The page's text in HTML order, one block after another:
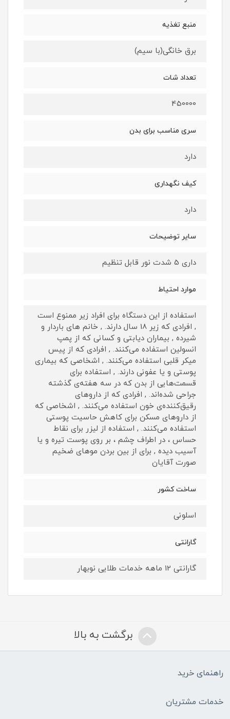
منبع تغذیه
برق خانگی(با سیم)
تعداد شات
450000
سری مناسب برای بدن
دارد
کیف نگهداری
دارد
سایر توضیحات
داری 5 شدت نور قابل تنظیم
موارد احتیاط
استفاده از این دستگاه برای افراد زیر ممنوع است
, افرادی که زیر 18 سال دارند. , خانم‌ های باردار و
شیرده , بیماران دیابتی و کسانی که از پمپ
انسولین استفاده می‌کنند. , افرادی که از پیس
میکر قلبی استفاده می‌کنند. , اشخاصی که بیماری
پوستی و یا عفونی دارند. , استفاده برای
قسمت‌هایی از بدن که در سه هفته‌ی گذشته
جراحی شده‌اند. , افرادی که از داروهای
رقیق‌کننده‌ی خون استفاده می‌کنند. , اشخاصی که
از داروهای مسکن برای کاهش حاسیت پوستی
استفاده می‌کنند. , استفاده از لیزر برای نقاط
حساس ، در اطراف چشم ، بر روی پوست تیره و یا
آسیب دیده , برای از بین بردن موهای ضخیم
صورت آقایان
ساخت کشور
اسلونی
گارانتی
گارانتی 12 ماهه خدمات طلایی نوبهار
برگشت به بالا
راهنمای خرید
خدمات مشتریان